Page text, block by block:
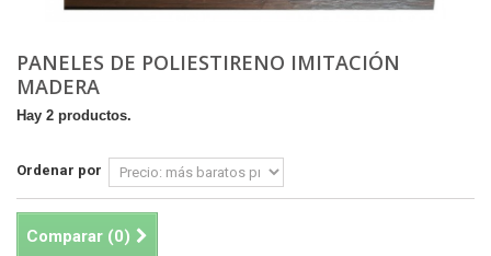
PANELES DE POLIESTIRENO IMITACIÓN
MADERA
Hay 2 productos.
Ordenar por
Comparar (0)